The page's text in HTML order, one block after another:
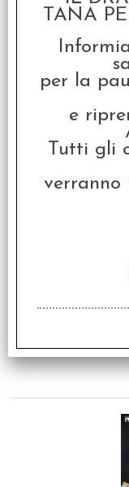
TANA
per la
e
Tutti gli
verranno